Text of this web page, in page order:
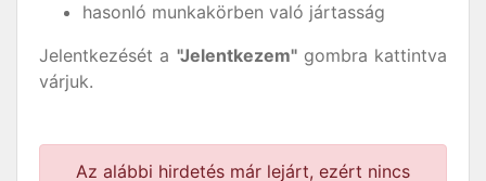
hasonló munkakörben való jártasság
Jelentkezését a "Jelentkezem"gombra kattintva
várjuk.
Az alábbi hirdetés már lejárt, ezért nincs